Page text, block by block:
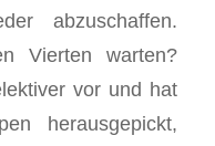
abzuschaffen.
Vierten warten?
vor und hat
herausgepickt,